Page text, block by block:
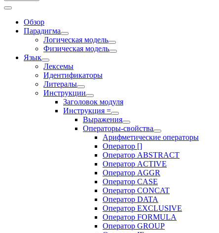
Обзор
Парадигма
Логическая модель
Физическая модель
Язык
Лексемы
Идентификаторы
Литералы
Инструкции
Заголовок модуля
Инструкция =
Выражения
Операторы-свойства
Арифметические операторы
Оператор []
Оператор ABSTRACT
Оператор ACTIVE
Оператор AGGR
Оператор CASE
Оператор CONCAT
Оператор DATA
Оператор EXCLUSIVE
Оператор FORMULA
Оператор GROUP